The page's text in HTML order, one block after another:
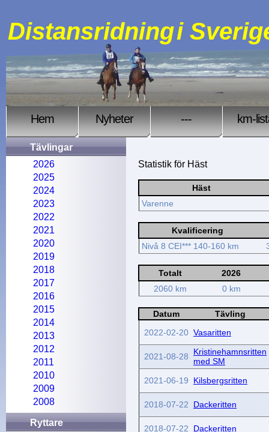
Distansridningi
Hem Nyheter --- km-
Statistik för Häst
Häst
Varenne
Kvalificering
Nivå 8 CEI*** 140-160 km
Totalt
2026
2060 km
0 km
Datum
Tävling
2022-02-20 Vasaritten
2021-08-28
Kristinehamnsritten
med SM
2021-06-19
Kilsbergsritten
2018-07-22 Dackeritten
2018-07-22 Dackeritten
Tävlingar
2026
2025
2024
2023
2022
2021
2020
2019
2018
2017
2016
2015
2014
2013
2012
2011
2010
2009
2008
Ryttare